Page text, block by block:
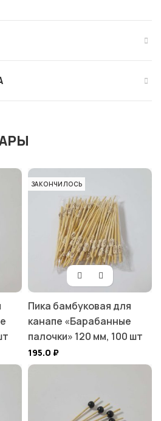
ЗАКОНЧИЛОСЬ
Пика бамбуковая для
канапе «Барабанные
палочки» 120 мм, 100 шт
195.0 ₽